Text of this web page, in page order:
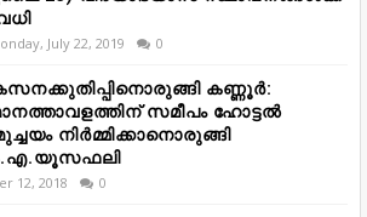
July 22, 2019 0
കണ്ണൂർ:
സമീപം ഹോട്ടൽ
നിർമ്മിക്കാനൊരുങ്ങി
12, 2018 0